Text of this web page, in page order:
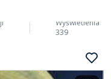
Wyświetlenia
339